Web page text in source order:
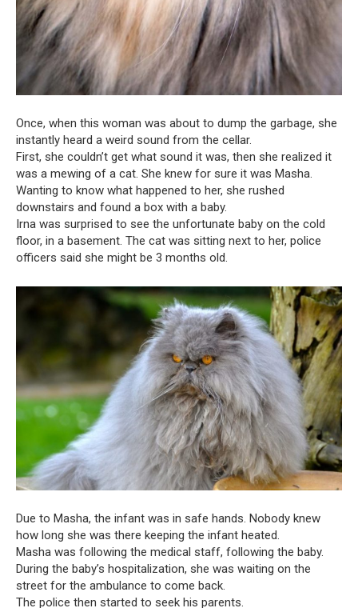
Once, when this woman was about to dump the garbage, she
instantly heard a weird sound from the cellar.
First, she couldn’t get what sound it was, then she realized it
was a mewing of a cat. She knew for sure it was Masha.
Wanting to know what happened to her, she rushed
downstairs and found a box with a baby.
Irna was surprised to see the unfortunate baby on the cold
floor, in a basement. The cat was sitting next to her, police
officers said she might be 3 months old.
Due to Masha, the infant was in safe hands. Nobody knew
how long she was there keeping the infant heated.
Masha was following the medical staff, following the baby.
During the baby’s hospitalization, she was waiting on the
street for the ambulance to come back.
The police then started to seek his parents.